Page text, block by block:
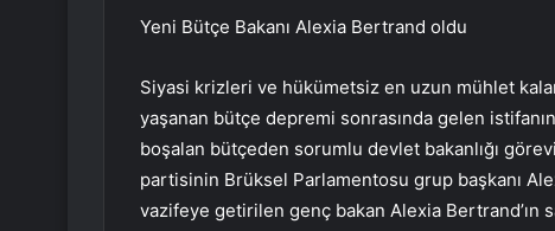
Yeni Bütçe Bakanı Alexia Bertrand oldu
Siyasi krizleri ve hükümetsiz en uzun mühlet
yaşanan bütçe depremi sonrasında gelen
boşalan bütçeden sorumlu devlet bakanlığı
partisinin Brüksel Parlamentosu grup başkanı
vazifeye getirilen genç bakan Alexia Bertrand’ın